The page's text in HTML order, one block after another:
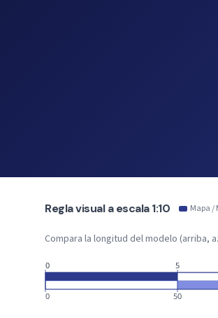
Regla visual a escala 1:10 Mapa /
Compara la longitud del modelo (arriba,
0
0
5
50